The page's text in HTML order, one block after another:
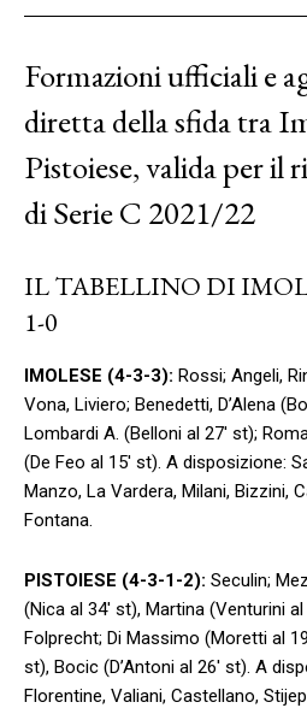
Formazioni ufficiali e
diretta della sfida tra
Pistoiese, valida per il
di Serie C 2021/22
IL TABELLINO DI
1-0
IMOLESE (4-3-3): Rossi; Angeli,
Vona, Liviero; Benedetti, D’Alena
Lombardi A. (Belloni al 27′ st);
(De Feo al 15′ st). A disposizione:
Manzo, La Vardera, Milani, Bizzini,
Fontana.
PISTOIESE (4-3-1-2): Seculin;
(Nica al 34′ st), Martina (Venturini
Folprecht; Di Massimo (Moretti al
st), Bocic (D’Antoni al 26′ st). A
Florentine, Valiani, Castellano,